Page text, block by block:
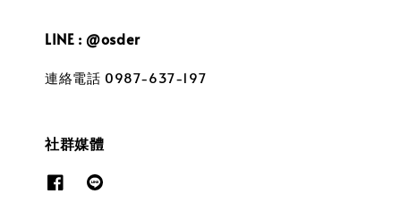
LINE : @osder
連絡電話 0987-637-197
社群媒體